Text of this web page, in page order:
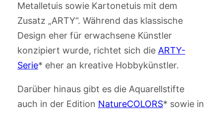
Metalletuis sowie Kartonetuis mit dem
Zusatz „ARTY“. Während das klassische
Design eher für erwachsene Künstler
konzipiert wurde, richtet sich die ARTY-
Serie* eher an kreative Hobbykünstler.
Darüber hinaus gibt es die Aquarellstifte
auch in der Edition NatureCOLORS* sowie in